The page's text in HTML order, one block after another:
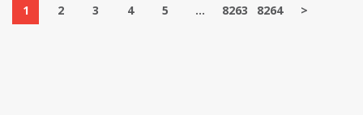
1 2 3 4 5 ... 8263 8264 >